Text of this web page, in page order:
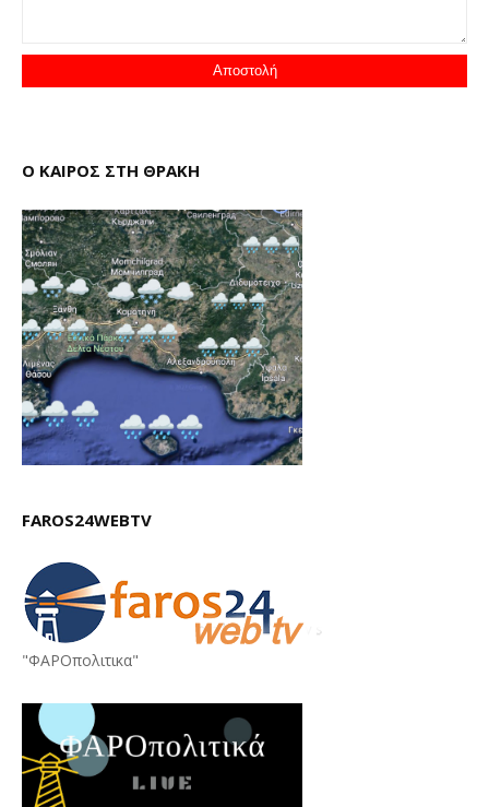
Ο ΚΑΙΡΟΣ ΣΤΗ ΘΡΑΚΗ
FAROS24WEBTV
"ΦΑΡΟπολιτικα"